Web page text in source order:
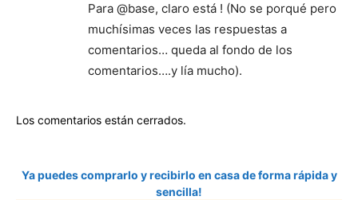
Para @base, claro está ! (No se porqué pero
muchísimas veces las respuestas a
comentarios… queda al fondo de los
comentarios….y lía mucho).
Los comentarios están cerrados.
Ya puedes comprarlo y recibirlo en casa de forma rápida y
sencilla!